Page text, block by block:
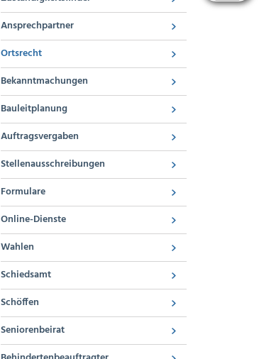
Ansprechpartner
Ortsrecht
Bekanntmachungen
Bauleitplanung
Auftragsvergaben
Stellenausschreibungen
Formulare
Online-Dienste
Wahlen
Schiedsamt
Schöffen
Seniorenbeirat